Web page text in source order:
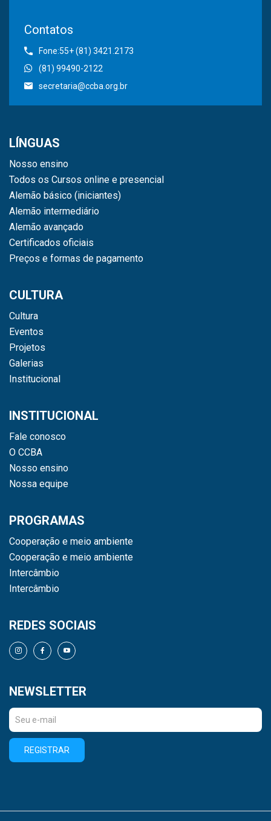
Contatos
Fone:55+ (81) 3421.2173
(81) 99490-2122
secretaria@ccba.org.br
LÍNGUAS
Nosso ensino
Todos os Cursos online e presencial
Alemão básico (iniciantes)
Alemão intermediário
Alemão avançado
Certificados oficiais
Preços e formas de pagamento
CULTURA
Cultura
Eventos
Projetos
Galerias
Institucional
INSTITUCIONAL
Fale conosco
O CCBA
Nosso ensino
Nossa equipe
PROGRAMAS
Cooperação e meio ambiente
Cooperação e meio ambiente
Intercâmbio
Intercâmbio
REDES SOCIAIS
NEWSLETTER
REGISTRAR